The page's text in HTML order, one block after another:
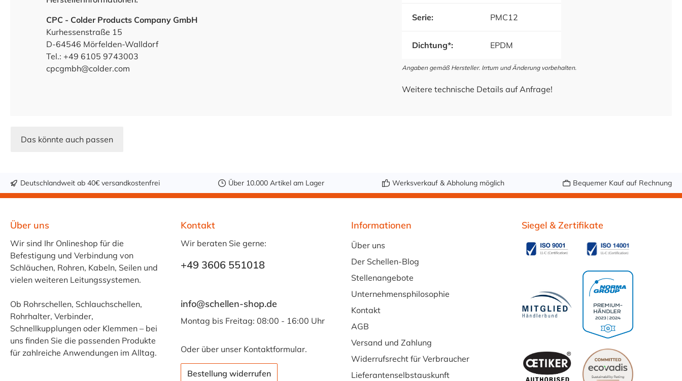
CPC - Colder Products Company GmbH
Kurhessenstraße 15
D-64546 Mörfelden-Walldorf
Tel.: +49 6105 9743003
cpcgmbh@colder.com
Serie: PMC12
Dichtung*: EPDM
Angaben gemäß Hersteller. Irrtum und Änderung vorbehalten.
Weitere technische Details auf Anfrage!
Das könnte auch passen
Deutschlandweit ab 40€ versandkostenfrei Über 10.000 Artikel am Lager Werksverkauf & Abholung möglich Bequemer Kauf auf Rechnung
Über uns
Wir sind Ihr Onlineshop für die
Befestigung und Verbindung von
Schläuchen, Rohren, Kabeln, Seilen und
vielen weiteren Leitungssystemen.
Ob Rohrschellen, Schlauchschellen,
Rohrhalter, Verbinder,
Schnellkupplungen oder Klemmen – bei
uns finden Sie die passenden Produkte
für zahlreiche Anwendungen im Alltag.
Kontakt
Wir beraten Sie gerne:
+49 3606 551018
info@schellen-shop.de
Montag bis Freitag: 08:00 - 16:00 Uhr
Oder über unser Kontaktformular.
Bestellung widerrufen
Informationen
Über uns
Der Schellen-Blog
Stellenangebote
Unternehmensphilosophie
Kontakt
AGB
Versand und Zahlung
Widerrufsrecht für Verbraucher
Lieferantenselbstauskunft
Siegel & Zertifikate